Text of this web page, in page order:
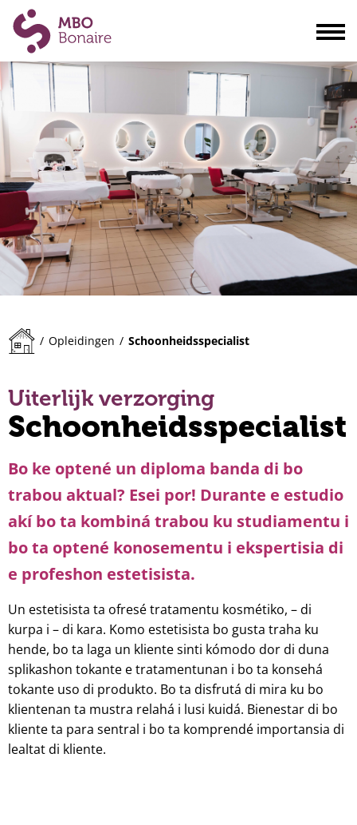
Opleidingen
Scholieren
Volwassenen
Bedrijven
Ouders
Blogs & actualiteiten
Praktisch
Organisatie
/ Opleidingen / Schoonheidsspecialist
Uiterlijk verzorging
Schoonheidsspecialist
Bo ke optené un diploma banda di bo
trabou aktual? Esei por! Durante e estudio
akí bo ta kombiná trabou ku studiamentu i
bo ta optené konosementu i ekspertisia di
e profeshon estetisista.
Un estetisista ta ofresé tratamentu kosmétiko, – di
kurpa i – di kara. Komo estetisista bo gusta traha ku
hende, bo ta laga un kliente sinti kómodo dor di duna
splikashon tokante e tratamentunan i bo ta konsehá
tokante uso di produkto. Bo ta disfrutá di mira ku bo
klientenan ta mustra relahá i lusi kuidá. Bienestar di bo
kliente ta para sentral i bo ta komprendé importansia di
lealtat di kliente.